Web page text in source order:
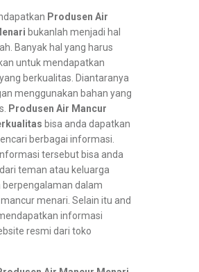
Produsen Air
bukanlah menjadi hal
Banyak hal yang harus
untuk mendapatkan
berkualitas. Diantaranya
menggunakan bahan yang
Produsen Air Mancur
bisa anda dapatkan
berbagai informasi.
tersebut bisa anda
teman atau keluarga
berpengalaman dalam
menari. Selain itu and
informasi
resmi dari toko